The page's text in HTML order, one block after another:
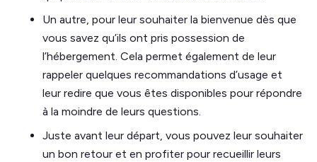
Un autre, pour leur souhaiter la bienvenue dès que
vous savez qu’ils ont pris possession de
l’hébergement. Cela permet également de leur
rappeler quelques recommandations d’usage et
leur redire que vous êtes disponibles pour répondre
à la moindre de leurs questions.
Juste avant leur départ, vous pouvez leur souhaiter
un bon retour et en profiter pour recueillir leurs